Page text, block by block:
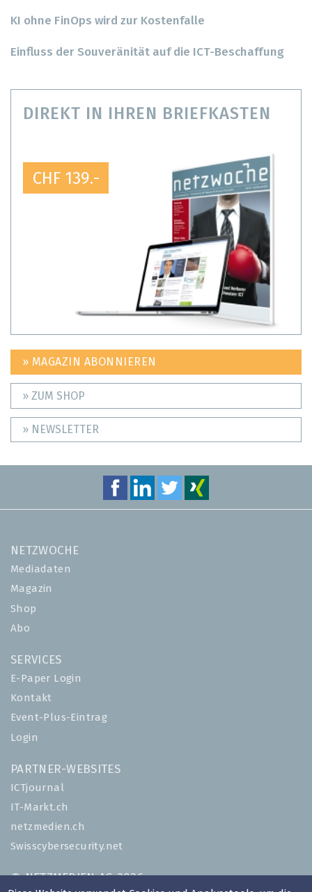
KI ohne FinOps wird zur Kostenfalle
Einfluss der Souveränität auf die ICT-Beschaffung
DIREKT IN IHREN BRIEFKASTEN
CHF 139.-
» MAGAZIN ABONNIEREN
» ZUM SHOP
» NEWSLETTER
NETZWOCHE
Mediadaten
Magazin
Shop
Abo
SERVICES
E-Paper Login
Kontakt
Event-Plus-Eintrag
Login
PARTNER-WEBSITES
ICTjournal
IT-Markt.ch
netzmedien.ch
Swisscybersecurity.net
© NETZMEDIEN AG 2026